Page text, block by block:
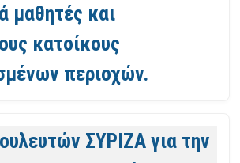
μαθητές και
κατοίκους
περιοχών.
ΣΥΡΙΖΑ για την